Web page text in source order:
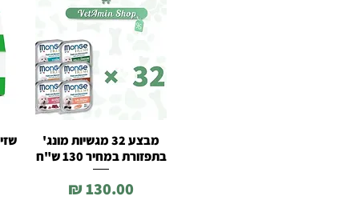
תצוגה מהירה
מבצע 32 מגשיות מונג'
בתפזורת במחיר 130 ש"ח
מחיר